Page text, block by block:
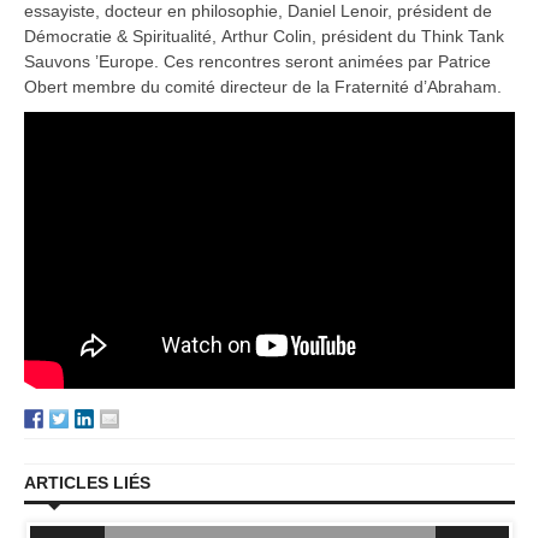
essayiste, docteur en philosophie, Daniel Lenoir, président de
Démocratie & Spiritualité, Arthur Colin, président du Think Tank
Sauvons ’Europe. Ces rencontres seront animées par Patrice
Obert membre du comité directeur de la Fraternité d’Abraham.
ARTICLES LIÉS